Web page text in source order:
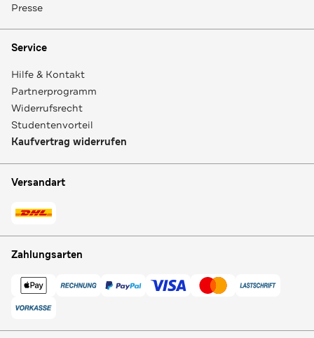
Presse
Service
Hilfe & Kontakt
Partnerprogramm
Widerrufsrecht
Studentenvorteil
Kaufvertrag widerrufen
Versandart
Zahlungsarten